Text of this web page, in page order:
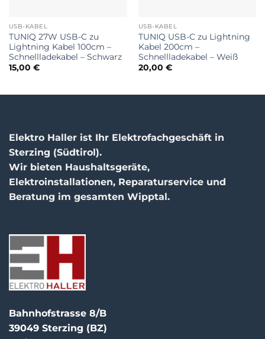
USB-KABEL
TUNIQ 27W USB-C zu
Lightning Kabel 100cm –
Schnellladekabel – Schwarz
15,00 €
USB-KABEL
TUNIQ USB-C zu Lightning
Kabel 200cm –
Schnellladekabel – Weiß
20,00 €
Elektro Haller ist Ihr Elektrofachgeschäft in
Sterzing (Südtirol).
Wir bieten Haushaltsgeräte,
Elektroinstallationen, Reparaturservice und
Beratung im gesamten Wipptal.
Bahnhofstrasse 8/B
39049 Sterzing (BZ)